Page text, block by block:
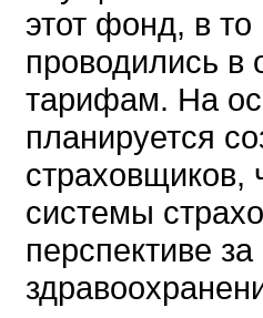
этот фонд, в
проводились в
тарифам. На
планируется
страховщиков,
системы
перспективе